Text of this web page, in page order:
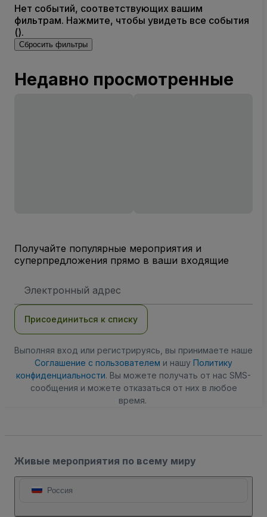
Нет событий, соответствующих вашим
фильтрам. Нажмите, чтобы увидеть все события
().
Сбросить фильтры
Недавно просмотренные
Получайте популярные мероприятия и
суперпредложения прямо в ваши входящие
электронной
Присоединиться к списку
Выполняя вход или регистрируясь, вы принимаете наше
Соглашение с пользователем и нашу Политику
конфиденциальности. Вы можете получать от нас SMS-
сообщения и можете отказаться от них в любое
время.
Живые мероприятия по всему миру
Россия